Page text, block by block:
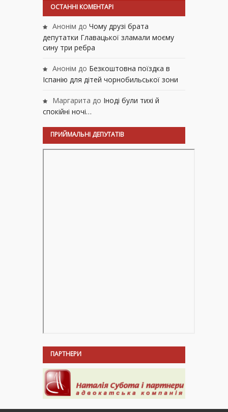
ОСТАННІ КОМЕНТАРІ
Анонім до Чому друзі брата
депутатки Главацької зламали моєму
сину три ребра
Анонім до Безкоштовна поїздка в
Іспанію для дітей чорнобильської зони
Маргарита до Іноді були тихі й
спокійні ночі…
ПРИЙМАЛЬНІ ДЕПУТАТІВ
ПАРТНЕРИ